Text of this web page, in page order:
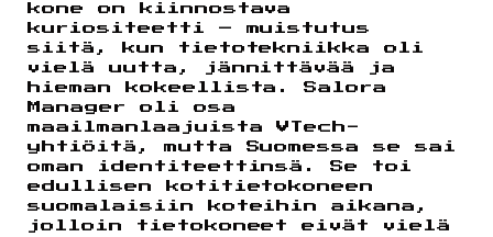
kone on kiinnostava
kuriositeetti – muistutus
siitä, kun tietotekniikka oli
vielä uutta, jännittävää ja
hieman kokeellista. Salora
Manager oli osa
maailmanlaajuista VTech-
yhtiöitä, mutta Suomessa se sai
oman identiteettinsä. Se toi
edullisen kotitietokoneen
suomalaisiin koteihin aikana,
jolloin tietokoneet eivät vielä